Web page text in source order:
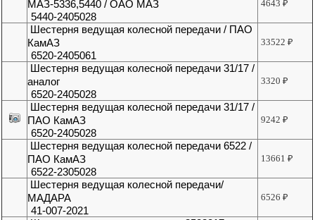
МАЗ-5336,5440 / ОАО МАЗ
5440-2405028
4643₽
Шестерня ведущая колесной передачи / ПАО
КамАЗ
6520-2405061
33522₽
Шестерня ведущая колесной передачи 31/17 /
аналог
6520-2405028
3320₽
Шестерня ведущая колесной передачи 31/17 /
ПАО КамАЗ
6520-2405028
9242₽
Шестерня ведущая колесной передачи 6522 /
ПАО КамАЗ
6522-2305028
13661₽
Шестерня ведущая колесной передачи/
МАДАРА
41-007-2021
6526₽